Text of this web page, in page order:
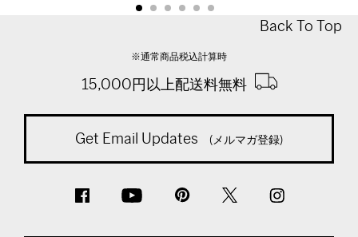
Back To Top
※通常商品税込計算時
15,000円以上配送料無料
Get Email Updates (メルマガ登録)